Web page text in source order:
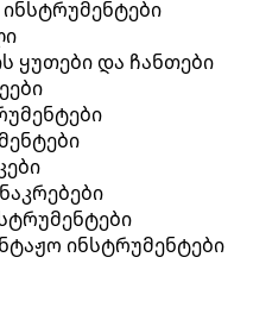
ყუთები და ჩანთები
ინსტრუმენტები